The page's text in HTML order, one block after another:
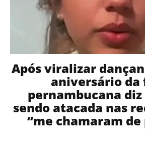
Após viralizar
aniversário da
pernambucana
sendo atacada nas
“me chamaram